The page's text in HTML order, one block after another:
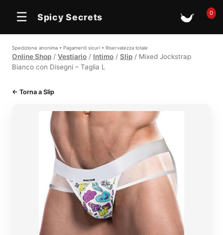
☰ Spicy Secrets 🛒0
Spedizione anonima • Pagamenti sicuri • Riservatezza totale
Online Shop / Vestiario / Intimo / Slip / Mixed Jockstrap
Bianco con Disegni – Taglia L
← Torna a Slip
In